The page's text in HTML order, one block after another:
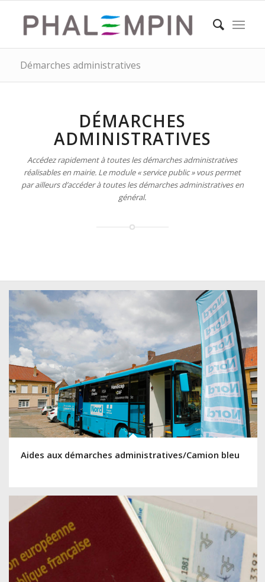
Démarches administratives
DÉMARCHES
ADMINISTRATIVES
Accédez rapidement à toutes les démarches administratives
réalisables en mairie. Le module « service public » vous permet
par ailleurs d’accéder à toutes les démarches administratives en
général.
Aides aux démarches administratives/Camion bleu